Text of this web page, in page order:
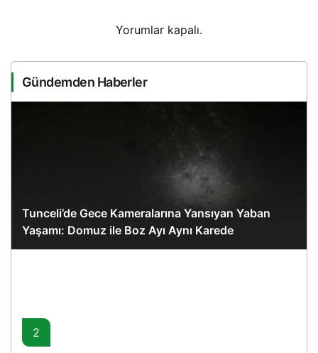
Yorumlar kapalı.
Gündemden Haberler
Tunceli’de Gece Kameralarına Yansıyan Yaban
Yaşamı: Domuz ile Boz Ayı Aynı Karede
2